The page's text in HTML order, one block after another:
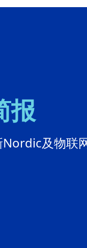
报
及物联